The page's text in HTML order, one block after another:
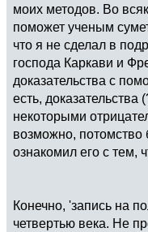
моих методов. Во
поможет ученым
что я не сделал в
господа Каркави и
доказательства с
есть, доказательства
некоторыми
возможно, потомство
ознакомил его с тем,
Конечно, 'запись на
четвертью века. Не